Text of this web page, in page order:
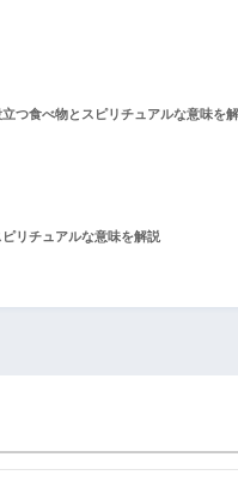
つ食べ物とスピリチュアルな意味を
リチュアルな意味を解説